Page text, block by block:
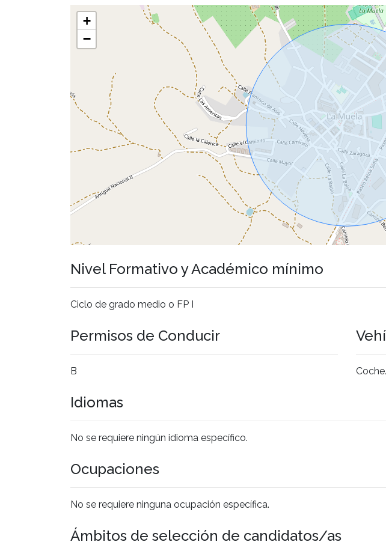
+
−
Nivel Formativo y Académico mínimo
Ciclo de grado medio o FP I
Permisos de Conducir
B
Idiomas
No se requiere ningún idioma específico.
Ocupaciones
No se requiere ninguna ocupación específica.
Ámbitos de selección de candidatos/as